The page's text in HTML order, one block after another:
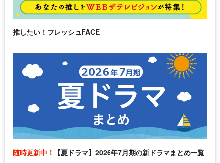
推したい！フレッシュFACE
随時更新中！ 【夏ドラマ】2026年7月期の新ドラマまとめ一覧